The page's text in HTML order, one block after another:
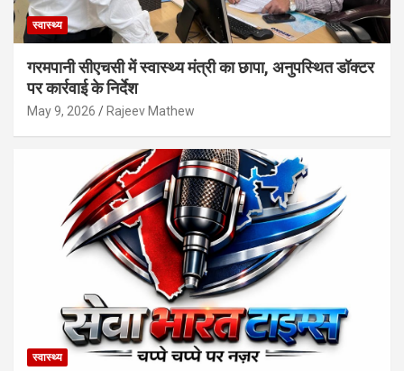
स्वास्थ्य
गरमपानी सीएचसी में स्वास्थ्य मंत्री का छापा, अनुपस्थित डॉक्टर
पर कार्रवाई के निर्देश
May 9, 2026 Rajeev Mathew
स्वास्थ्य